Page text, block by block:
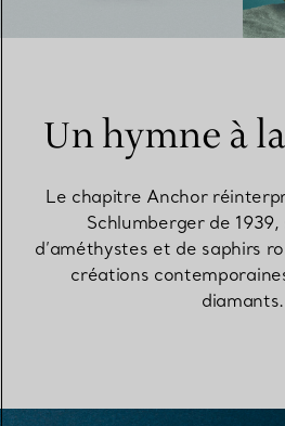
Un hymne à
Le chapitre Anchor
Schlumberger de
d’améthystes et de saphirs
créations
diamants.